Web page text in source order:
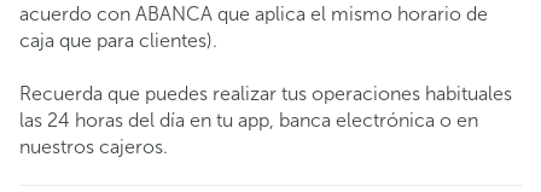
acuerdo con ABANCA que aplica el mismo horario de
caja que para clientes).
Recuerda que puedes realizar tus operaciones habituales
las 24 horas del día en tu app, banca electrónica o en
nuestros cajeros.